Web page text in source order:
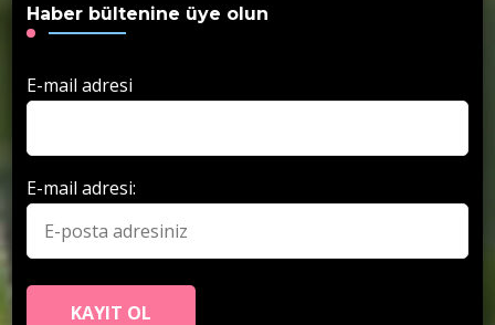
Haber bültenine üye olun
E-mail adresi
E-mail adresi: